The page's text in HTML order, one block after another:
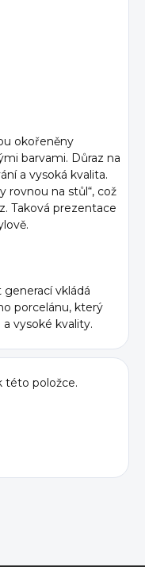
okořeněny
barvami. Důraz na
a vysoká kvalita.
rovnou na stůl“, což
Taková prezentace
vkládá
porcelánu, který
vysoké kvality.
této položce.